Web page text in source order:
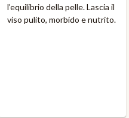
l’equilibrio della pelle. Lascia il
viso pulito, morbido e nutrito.